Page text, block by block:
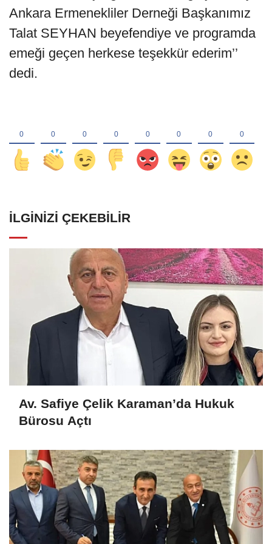
Ankara Ermenekliler Derneği Başkanımız
Talat SEYHAN beyefendiye ve programda
emeği geçen herkese teşekkür ederim’’
dedi.
İLGINIZI ÇEKEBILIR
Av. Safiye Çelik Karaman’da Hukuk
Bürosu Açtı